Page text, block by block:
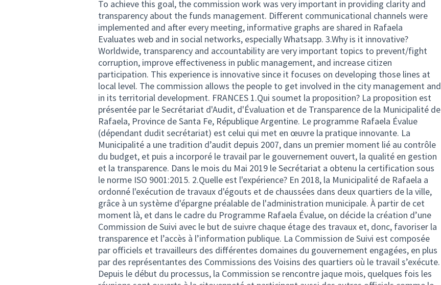
To achieve this goal, the commission work was very important in providing clarity and
transparency about the funds management. Different communicational channels were
implemented and after every meeting, informative graphs are shared in Rafaela
Evaluates web and in social networks, especially Whatsapp. 3.Why is it innovative?
Worldwide, transparency and accountability are very important topics to prevent/fight
corruption, improve effectiveness in public management, and increase citizen
participation. This experience is innovative since it focuses on developing those lines at
local level. The commission allows the people to get involved in the city management and
in its territorial development. FRANCES 1.Qui soumet la proposition? La proposition est
présentée par le Secrétariat d'Audit, d'Évaluation et de Transparence de la Municipalité de
Rafaela, Province de Santa Fe, République Argentine. Le programme Rafaela Évalue
(dépendant dudit secrétariat) est celui qui met en œuvre la pratique innovante. La
Municipalité a une tradition d’audit depuis 2007, dans un premier moment lié au contrôle
du budget, et puis a incorporé le travail par le gouvernement ouvert, la qualité en gestion
et la transparence. Dans le mois du Mai 2019 le Secrétariat a obtenu la certification sous
le norme ISO 9001:2015. 2.Quelle est l'expérience? En 2018, la Municipalité de Rafaela a
ordonné l'exécution de travaux d'égouts et de chaussées dans deux quartiers de la ville,
grâce à un système d'épargne préalable de l'administration municipale. À partir de cet
moment là, et dans le cadre du Programme Rafaela Évalue, on décide la création d’une
Commission de Suivi avec le but de suivre chaque étage des travaux et, donc, favoriser la
transparence et l’accès à l’information publique. La Commission de Suivi est composée
par officiels et travailleurs des différentes domaines du gouvernement engagées, en plus
par des représentantes des Commissions des Voisins des quartiers où le travail s’exécute.
Depuis le début du processus, la Commission se rencontre jaque mois, quelques fois les